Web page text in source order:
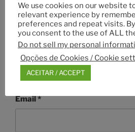
Nome*
Email*
We use cookies on our website
relevant experience by
preferences and repeat visits.
you consent to the use of ALL
Do not sell my personal
Opções de Cookies / Cookie
ACEITAR / ACCEPT